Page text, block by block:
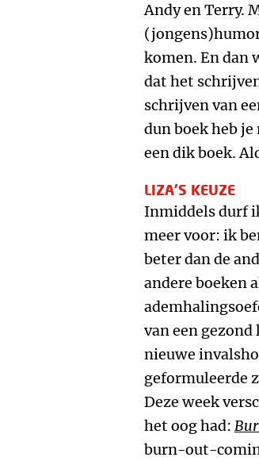
Andy en Terry.
komen. En dan
dat het
schrijven van
dun boek heb
een dik boek.
LIZA’S KEUZE
Inmiddels durf
meer voor: ik
beter dan de
andere boeken
van een
nieuwe
geformuleerde
Deze week
het oog had:
burn-out-